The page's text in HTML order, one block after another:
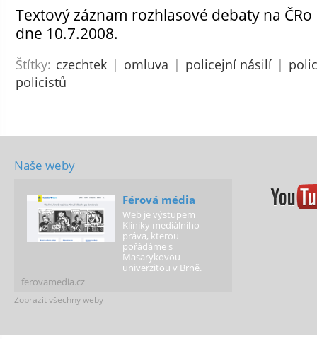
Textový záznam rozhlasové debaty na
dne 10.7.2008.
Štítky: czechtek | omluva | policejní násilí |
policistů
Naše weby
Férová média
Web je výstupem
Kliniky mediálního
práva, kterou
pořádáme s
Masarykovou
univerzitou v Brně.
ferovamedia.cz
Zobrazit všechny weby